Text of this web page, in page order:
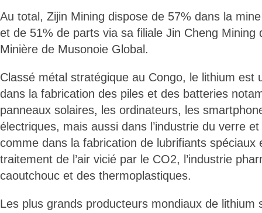
Au total, Zijin Mining dispose de 57% dans la
et de 51% de parts via sa filiale Jin Cheng Mining
Minière de Musonoie Global.
Classé métal stratégique au Congo, le lithium est
dans la fabrication des piles et des batteries
panneaux solaires, les ordinateurs, les
électriques, mais aussi dans l’industrie du verre
comme dans la fabrication de lubrifiants spéciaux
traitement de l’air vicié par le CO2, l’industrie
caoutchouc et des thermoplastiques.
Les plus grands producteurs mondiaux de lithium